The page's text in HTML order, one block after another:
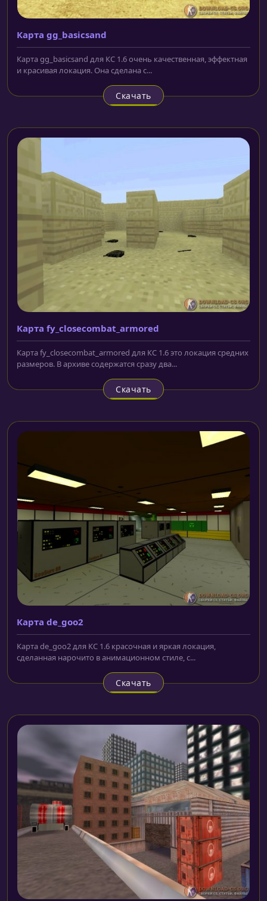
Карта gg_basicsand
Карта gg_basicsand для КС 1.6 очень качественная, эффектная
и красивая локация. Она сделана с...
Скачать
Карта fy_closecombat_armored
Карта fy_closecombat_armored для КС 1.6 это локация средних
размеров. В архиве содержатся сразу два...
Скачать
Карта de_goo2
Карта de_goo2 для КС 1.6 красочная и яркая локация,
сделанная нарочито в анимационном стиле, с...
Скачать